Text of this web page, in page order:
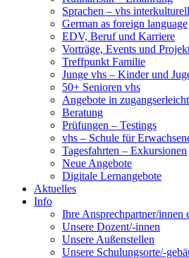
Sprachen – vhs interkulturell
German as foreign language
EDV, Beruf und Karriere
Vorträge, Events und
Treffpunkt Familie
Junge vhs – Kinder und
50+ Senioren vhs
Angebote in
Beratung
Prüfungen – Testings
vhs – Schule für
Tagesfahrten – Exkursionen
Neue Angebote
Digitale Lernangebote
Aktuelles
Info
Ihre Ansprechpartner/innen
Unsere Dozent/-innen
Unsere Außenstellen
Unsere Schulungsorte/-